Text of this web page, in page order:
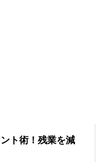
ト術！残業を減